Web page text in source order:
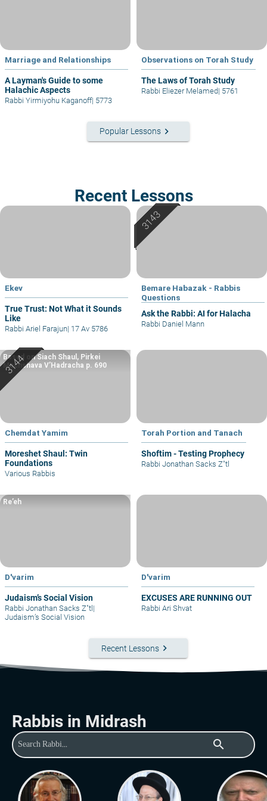
Marriage and Relationships
A Layman's Guide to some
Halachic Aspects
Rabbi Yirmiyohu Kaganoff| 5773
Observations on Torah Study
The Laws of Torah Study
Rabbi Eliezer Melamed| 5761
Popular Lessons keyboard_arrow_right
Recent Lessons
Ekev
True Trust: Not What it Sounds
Like
Rabbi Ariel Farajun| 17 Av 5786
Bemare Habazak - Rabbis
Questions
Ask the Rabbi: AI for Halacha
Rabbi Daniel Mann
Chemdat Yamim
Moreshet Shaul: Twin
Foundations
Based on Siach Shaul, Pirkei
Machshava V’Hadracha p. 690
Various Rabbis
Torah Portion and Tanach
Shoftim - Testing Prophecy
Rabbi Jonathan Sacks Z"tl
D'varim
Judaism’s Social Vision
Re’eh
Rabbi Jonathan Sacks Z"tl |
Judaism’s Social Vision
D'varim
EXCUSES ARE RUNNING OUT
Rabbi Ari Shvat
Recent Lessons keyboard_arrow_right
Rabbis in Midrash
search